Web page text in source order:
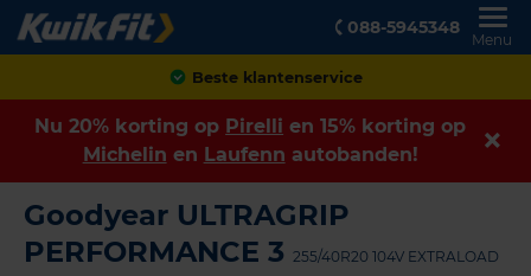
088-5945348
Menu
Achteraf betalen
Nu 20% korting op Pirelli en 15% korting op
Michelin en Laufenn autobanden!
Goodyear ULTRAGRIP
PERFORMANCE 3 255/40R20 104V EXTRALOAD